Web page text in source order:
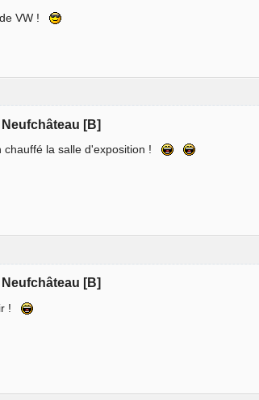
de VW !
[B]
chauffé la salle d'exposition !
[B]
!